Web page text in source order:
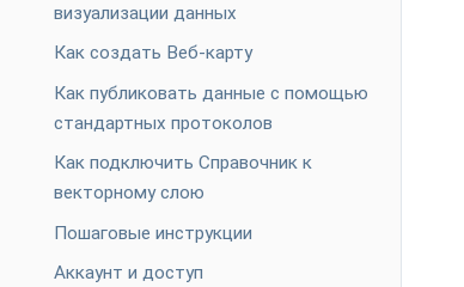
визуализации данных
Как создать Веб-карту
Как публиковать данные с помощью
стандартных протоколов
Как подключить Справочник к
векторному слою
Пошаговые инструкции
Аккаунт и доступ